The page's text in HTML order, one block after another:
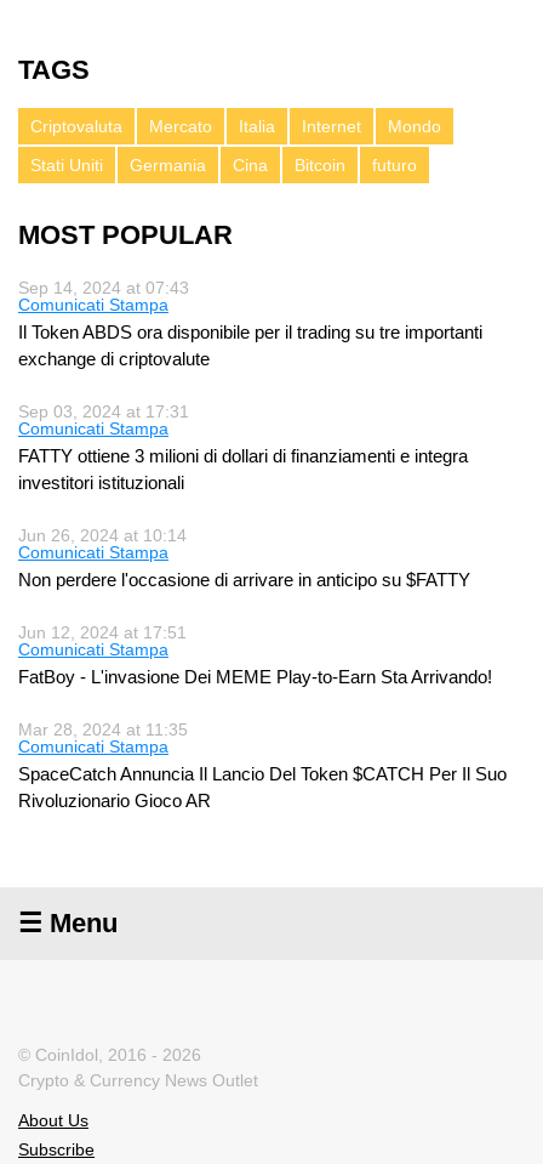
TAGS
Criptovaluta Mercato Italia Internet
Mondo
Stati Uniti
Germania Cina Bitcoin futuro
MOST POPULAR
Sep 14, 2024 at 07:43
Comunicati Stampa
Il Token ABDS ora disponibile per il trading su tre importanti
exchange di criptovalute
Sep 03, 2024 at 17:31
Comunicati Stampa
FATTY ottiene 3 milioni di dollari di finanziamenti e integra
investitori istituzionali
Jun 26, 2024 at 10:14
Comunicati Stampa
Non perdere l'occasione di arrivare in anticipo su $FATTY
Jun 12, 2024 at 17:51
Comunicati Stampa
FatBoy - L'invasione Dei MEME Play-to-Earn Sta Arrivando!
Mar 28, 2024 at 11:35
Comunicati Stampa
SpaceCatch Annuncia Il Lancio Del Token $CATCH Per Il Suo
Rivoluzionario Gioco AR
☰ Menu
© CoinIdol, 2016 - 2026
Crypto & Currency News Outlet
About Us
Subscribe